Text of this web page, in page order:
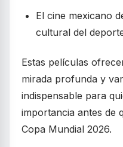
El cine mexicano
cultural del
Estas películas
mirada profunda y
indispensable para
importancia antes de
Copa Mundial 2026.